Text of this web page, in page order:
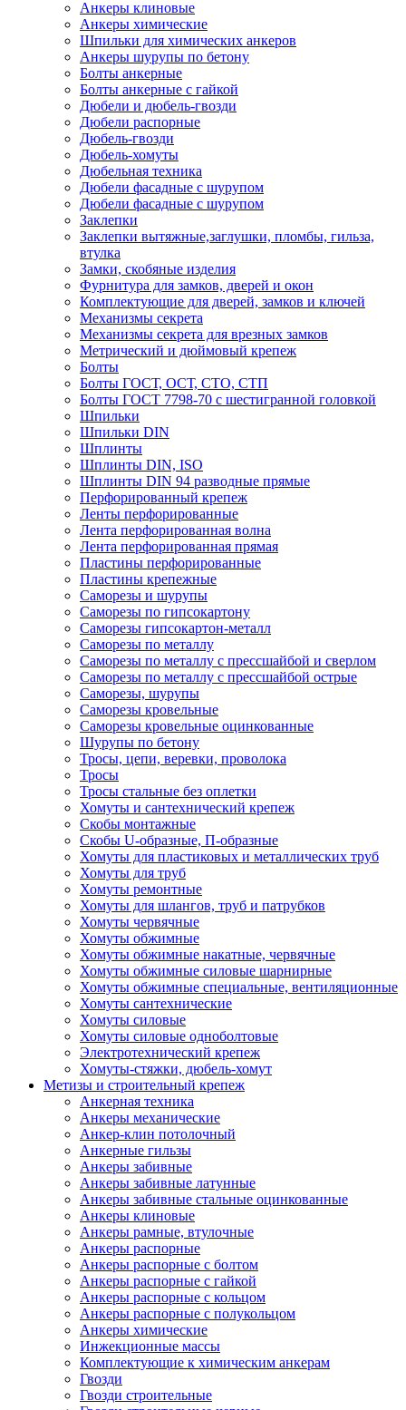
Анкеры клиновые
Анкеры химические
Шпильки для химических анкеров
Анкеры шурупы по бетону
Болты анкерные
Болты анкерные с гайкой
Дюбели и дюбель-гвозди
Дюбели распорные
Дюбель-гвозди
Дюбель-хомуты
Дюбельная техника
Дюбели фасадные с шурупом
Дюбели фасадные с шурупом
Заклепки
Заклепки вытяжные,заглушки, пломбы, гильза,
втулка
Замки, скобяные изделия
Фурнитура для замков, дверей и окон
Комплектующие для дверей, замков и ключей
Механизмы секрета
Механизмы секрета для врезных замков
Метрический и дюймовый крепеж
Болты
Болты ГОСТ, ОСТ, СТО, СТП
Болты ГОСТ 7798-70 с шестигранной головкой
Шпильки
Шпильки DIN
Шплинты
Шплинты DIN, ISO
Шплинты DIN 94 разводные прямые
Перфорированный крепеж
Ленты перфорированные
Лента перфорированная волна
Лента перфорированная прямая
Пластины перфорированные
Пластины крепежные
Саморезы и шурупы
Саморезы по гипсокартону
Саморезы гипсокартон-металл
Саморезы по металлу
Саморезы по металлу с прессшайбой и сверлом
Саморезы по металлу с прессшайбой острые
Саморезы, шурупы
Саморезы кровельные
Саморезы кровельные оцинкованные
Шурупы по бетону
Тросы, цепи, веревки, проволока
Тросы
Тросы стальные без оплетки
Хомуты и сантехнический крепеж
Скобы монтажные
Скобы U-образные, П-образные
Хомуты для пластиковых и металлических труб
Хомуты для труб
Хомуты ремонтные
Хомуты для шлангов, труб и патрубков
Хомуты червячные
Хомуты обжимные
Хомуты обжимные накатные, червячные
Хомуты обжимные силовые шарнирные
Хомуты обжимные специальные, вентиляционные
Хомуты сантехнические
Хомуты силовые
Хомуты силовые одноболтовые
Электротехнический крепеж
Хомуты-стяжки, дюбель-хомут
Метизы и строительный крепеж
Анкерная техника
Анкеры механические
Анкер-клин потолочный
Анкерные гильзы
Анкеры забивные
Анкеры забивные латунные
Анкеры забивные стальные оцинкованные
Анкеры клиновые
Анкеры рамные, втулочные
Анкеры распорные
Анкеры распорные с болтом
Анкеры распорные с гайкой
Анкеры распорные с кольцом
Анкеры распорные с полукольцом
Анкеры химические
Инжекционные массы
Комплектующие к химическим анкерам
Гвозди
Гвозди строительные